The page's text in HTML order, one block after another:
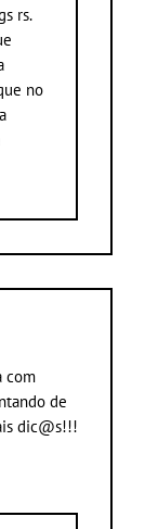
rs.
no
com
de
dic@s!!!